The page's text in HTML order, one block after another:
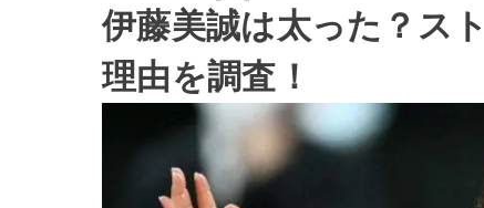
伊藤美誠は太った？ス
理由を調査！